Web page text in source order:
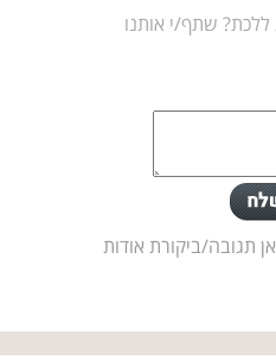
שתף/י אותנו
תגובה/ביקורת אודות